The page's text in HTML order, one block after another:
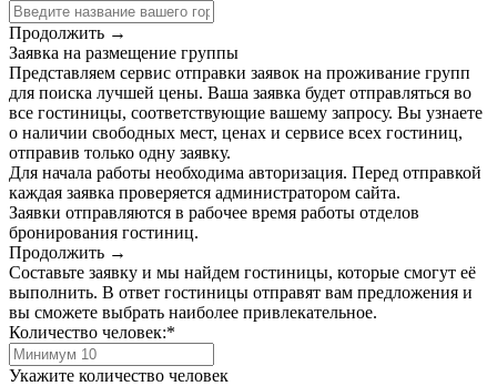
Продолжить →
Заявка на размещение группы
Представляем сервис отправки заявок на проживание групп
для поиска лучшей цены. Ваша заявка будет отправляться во
все гостиницы, соответствующие вашему запросу. Вы узнаете
о наличии свободных мест, ценах и сервисе всех гостиниц,
отправив только одну заявку.
Для начала работы необходима авторизация. Перед отправкой
каждая заявка проверяется администратором сайта.
Заявки отправляются в рабочее время работы отделов
бронирования гостиниц.
Продолжить →
Составьте заявку и мы найдем гостиницы, которые смогут её
выполнить. В ответ гостиницы отправят вам предложения и
вы сможете выбрать наиболее привлекательное.
Количество человек:*
Укажите количество человек